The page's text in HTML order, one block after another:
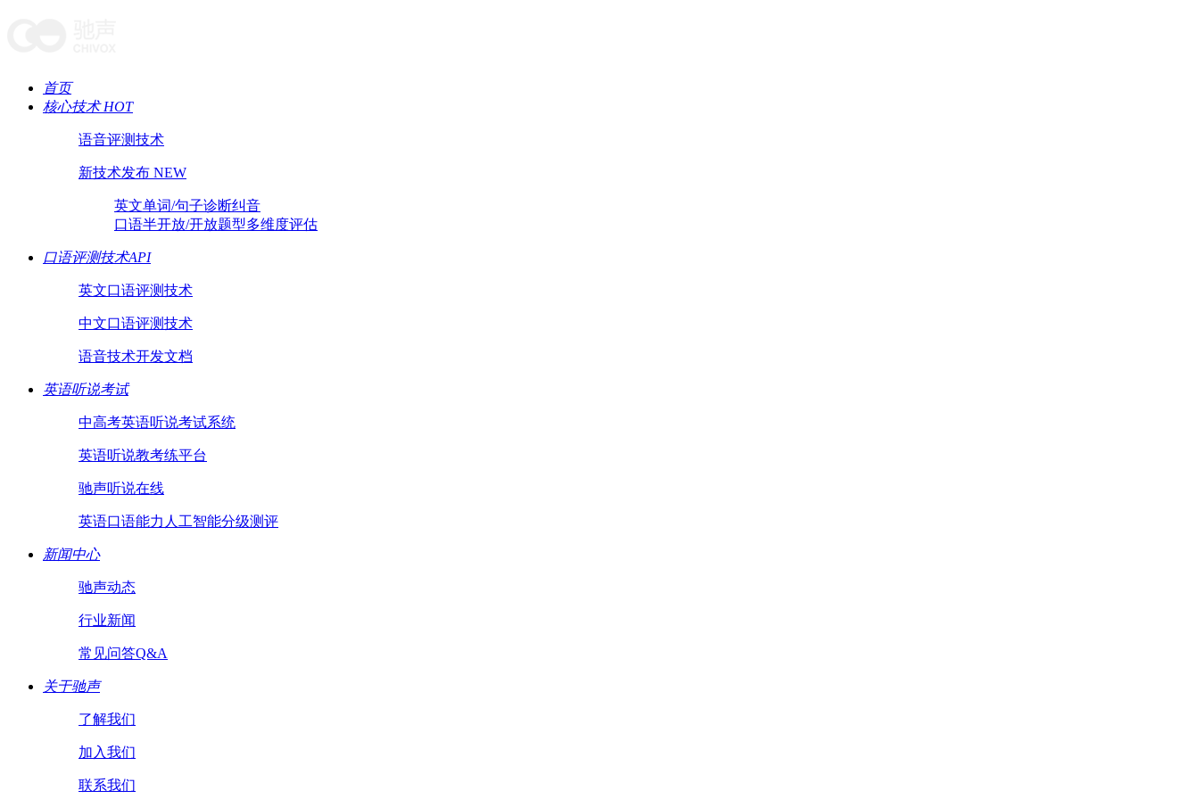
首页
核心技术 HOT
语音评测技术
新技术发布 NEW
英文单词/句子诊断纠音
口语半开放/开放题型多维度评估
口语评测技术API
英文口语评测技术
中文口语评测技术
语音技术开发文档
英语听说考试
中高考英语听说考试系统
英语听说教考练平台
驰声听说在线
英语口语能力人工智能分级测评
新闻中心
驰声动态
行业新闻
常见问答Q&A
关于驰声
了解我们
加入我们
联系我们